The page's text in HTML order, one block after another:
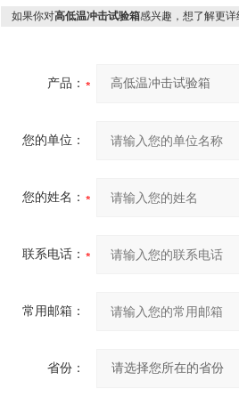
如果你对高低温冲击试验箱感兴趣，想了解更详
产品：
您的单位：
您的姓名：
联系电话：
常用邮箱：
省份：